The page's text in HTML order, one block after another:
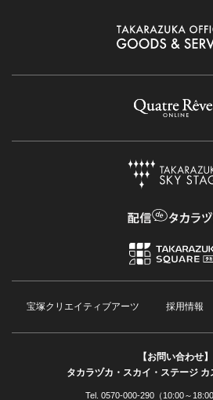
宝塚クリエイティブアーツ 採用情報
【お問い合わせ】
タカラヅカ・スカイ・ステージ
Tel. 0570-000-290（10:00～